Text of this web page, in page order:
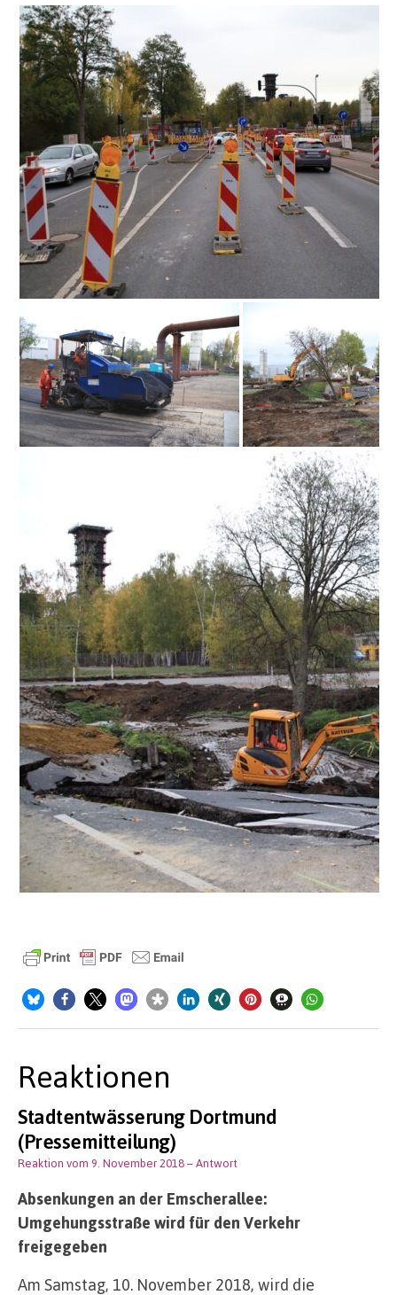
Reaktionen
Stadtentwässerung Dortmund
(Pressemitteilung)
Reaktion vom 9. November 2018– Antwort
Absenkungen an der Emscherallee:
Umgehungsstraße wird für den Verkehr
freigegeben
Am Samstag, 10. November 2018, wird die